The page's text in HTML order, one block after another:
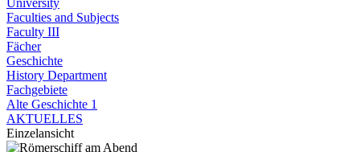
University
Faculties and Subjects
Faculty III
Fächer
Geschichte
History Department
Fachgebiete
Alte Geschichte 1
AKTUELLES
Einzelansicht